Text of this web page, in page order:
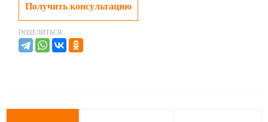
Получить консультацию
ПОДЕЛИТЬСЯ: